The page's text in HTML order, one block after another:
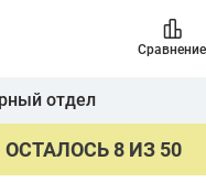
Сравнение
отдел
ОСТАЛОСЬ 8 ИЗ 50